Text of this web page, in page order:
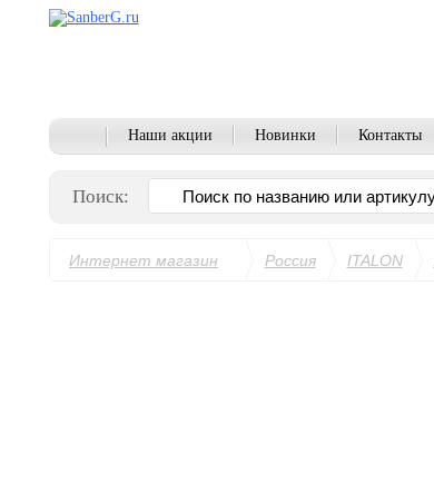
Наши акции Новинки Контакты
Поиск:
Интернет магазин Россия ITALON